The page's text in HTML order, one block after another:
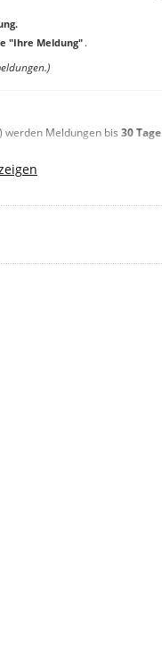
"Ihre Meldung" .
werden Meldungen bis30 Tage